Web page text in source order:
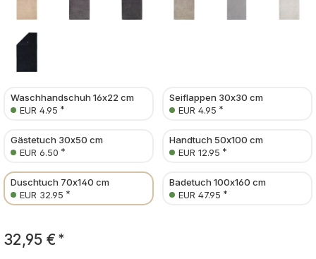
Waschhandschuh 16x22 cm
EUR 4.95 *
Seiflappen 30x30 cm
EUR 4.95 *
Gästetuch 30x50 cm
EUR 6.50 *
Handtuch 50x100 cm
EUR 12.95 *
Duschtuch 70x140 cm
EUR 32.95 *
Badetuch 100x160 cm
EUR 47.95 *
32,95 € *